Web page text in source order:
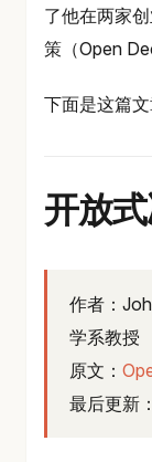
了他在两家
策（Open
下面是这篇文
开放
作者：
学系教授
原文：
最后更新